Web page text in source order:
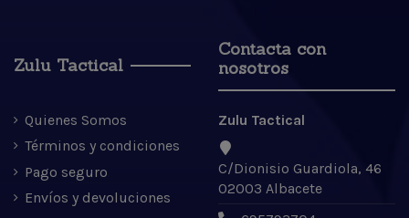
Zulu Tactical
Quienes Somos
Términos y condiciones
Pago seguro
Envíos y devoluciones
Contacta con
nosotros
Zulu Tactical
C/Dionisio Guardiola, 46
02003 Albacete